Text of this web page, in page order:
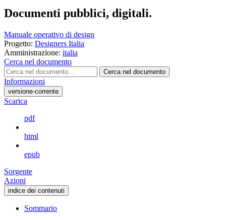
Documenti pubblici, digitali.
Manuale operativo di design
Progetto: Designers Italia
Amministrazione: italia
Cerca nel documento
Cerca nel documento
Informazioni
versione-corrente
Scarica
pdf
html
epub
Sorgente
Azioni
indice dei contenuti
Sommario